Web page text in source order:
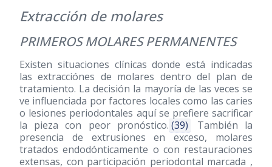
Extracción de molares
PRIMEROS MOLARES PERMANENTES
Existen situaciones clínicas donde está indicadas
las extracciónes de molares dentro del plan de
tratamiento. La decisión la mayoría de las veces se
ve influenciada por factores locales como las caries
o lesiones periodontales aquí se prefiere sacrificar
la pieza con peor pronóstico. (39)
También la
presencia de extrusiones en exceso, molares
tratados endodónticamente o con restauraciones
extensas, con participación periodontal marcada ,